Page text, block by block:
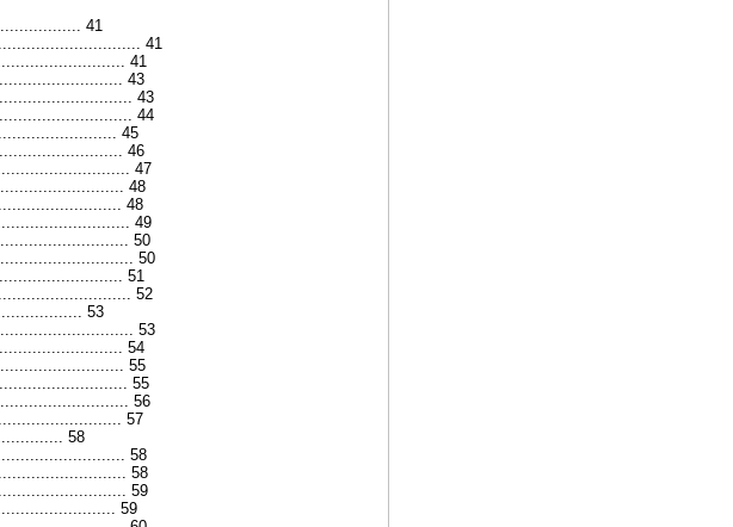
41
41
41
43
43
44
45
46
47
48
48
49
50
50
51
52
53
53
54
55
55
56
57
58
58
58
59
59